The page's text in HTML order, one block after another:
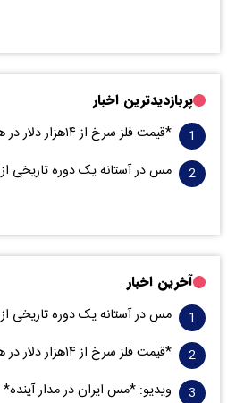
پربازدیدترین اخبار
*قیمت فلز سرخ از ۱۴هزار دلار در هر تن عبور کرد*
مس در آستانه یک دوره تاریخی
آخرین اخبار
مس در آستانه یک دوره تاریخی
*قیمت فلز سرخ از ۱۴هزار دلار در هر تن عبور کرد*
ویدیو: *مس ایران در مدار آینده*